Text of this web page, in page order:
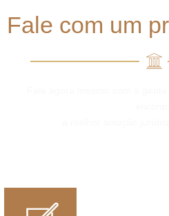
Fale com um